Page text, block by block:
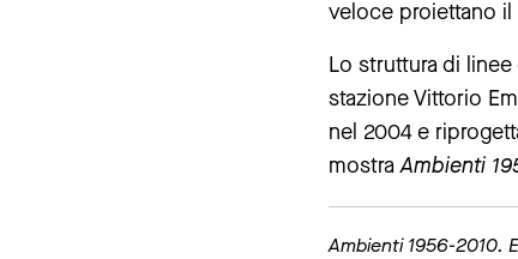
veloce proiettano
Lo struttura di
stazione Vittorio
nel 2004 e
mostraAmbienti
Ambienti 1956-2010.